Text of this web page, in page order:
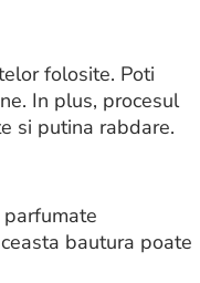
folosite. Poti
In plus, procesul
si putina rabdare.
bautura poate